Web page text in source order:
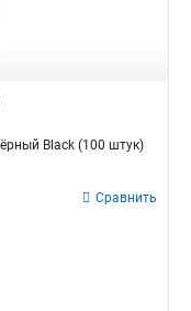
Black (100 штук)
Сравнить